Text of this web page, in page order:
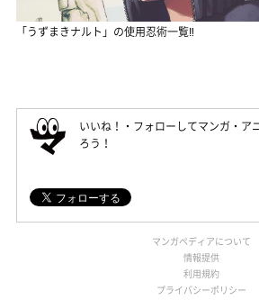
「うずまきナルト」の使用忍術一覧‼
いいね！・フォローしてマンガ・ア
ろう！
マンガペディアについて
情報提供
利用規約
プライバシーポリシー